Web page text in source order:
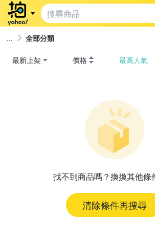
全部分類
最新上架 價格 最高人氣
找不到商品嗎？換換其他條
清除條件再搜尋